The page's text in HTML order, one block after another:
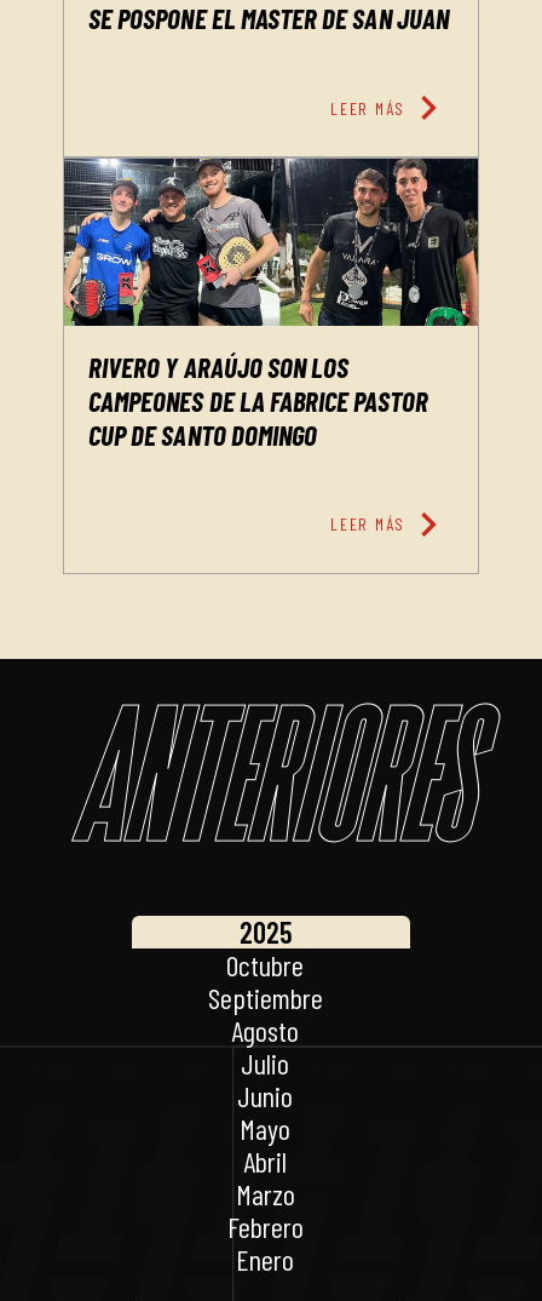
SE POSPONE EL MASTER DE SAN JUAN
LEER MÁS chevron_right
RIVERO Y ARAÚJO SON LOS
CAMPEONES DE LA FABRICE PASTOR
CUP DE SANTO DOMINGO
LEER MÁS chevron_right
Anteriores
2025
Octubre
Septiembre
Agosto
Julio
Junio
Mayo
Abril
Marzo
Febrero
Enero